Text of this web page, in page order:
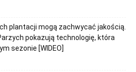
plantacji mogą zachwycać jakością.
pokazują technologię, która
sezonie [WIDEO]